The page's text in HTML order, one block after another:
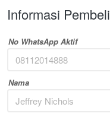
Informasi Pembeli
No WhatsApp Aktif
Nama